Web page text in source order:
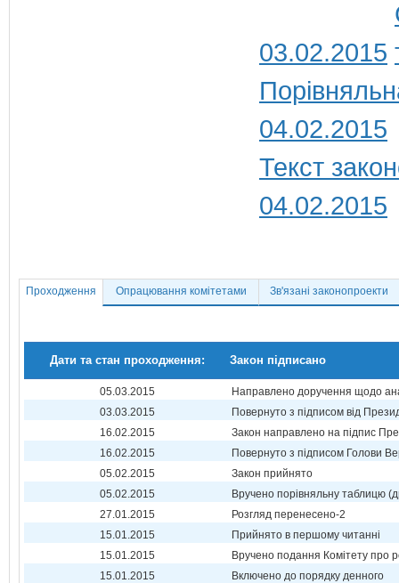
03.02.2015
04.02.2015
Текст
04.02.2015
Проходження Опрацювання комітетами Зв'язані законопроекти
Дати та стан проходження: Закон підписано
05.03.2015
Направлено доручення щодо
03.03.2015
Повернуто з підписом від
16.02.2015
Закон направлено на підпис
16.02.2015
Повернуто з підписом Голови
05.02.2015
Закон прийнято
05.02.2015
Вручено порівняльну таблицю
27.01.2015
Розгляд перенесено-2
15.01.2015
Прийнято в першому читанні
15.01.2015
Вручено подання Комітету про
15.01.2015
Включено до порядку денного